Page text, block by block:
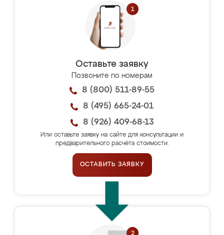
Оставьте заявку
Позвоните по номерам
8 (800) 511-89-55
8 (495) 665-24-01
8 (926) 409-68-13
Или оставьте заявку на сайте для консультации и
предварительного расчёта стоимости.
ОСТАВИТЬ ЗАЯВКУ